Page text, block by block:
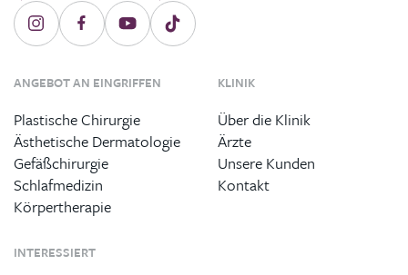
ANGEBOT AN EINGRIFFEN
Plastische Chirurgie
Ästhetische Dermatologie
Gefäßchirurgie
Schlafmedizin
Körpertherapie
KLINIK
Über die Klinik
Ärzte
Unsere Kunden
Kontakt
INTERESSIERT